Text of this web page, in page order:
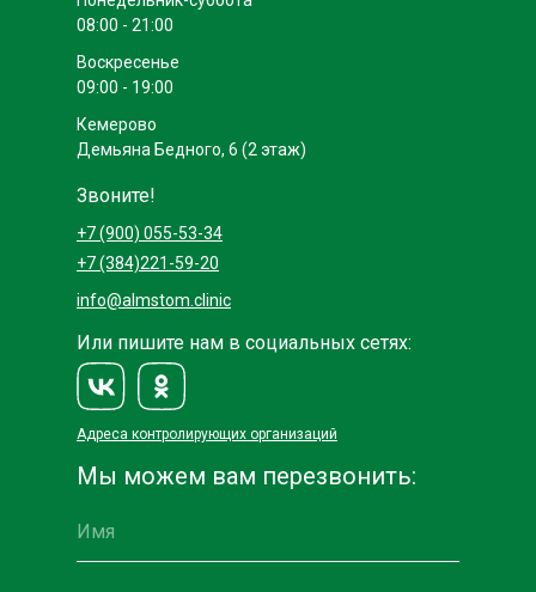
08:00 - 21:00
Мы можем вам перезвонить:
Звоните!
+7 (900) 055-53-34
Воскресенье
09:00 - 19:00
Кемерово
Демьяна Бедного, 6 (2 этаж)
info@almstom.clinic
Или пишите нам в социальных сетях:
Адреса контролирующих организаций
+7 (384)221-59-20